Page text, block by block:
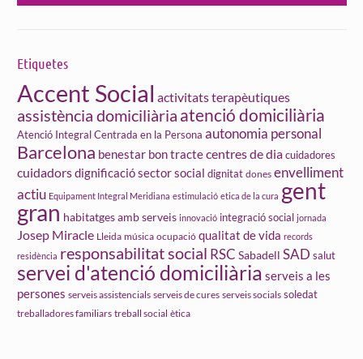
Etiquetes
Accent Social activitats terapèutiques
assistència domiciliària atenció domiciliària
Atenció Integral Centrada en la Persona autonomia personal
Barcelona benestar bon tractecentres de diacuidadores
cuidadorsdignificació sector social dignitat dones envelliment
actiu Equipament Integral Meridiana estimulació etica de la cura gent
gran habitatges amb serveis innovació integració social jornada
Josep Miracle Lleida música ocupació qualitat de vida records
residència responsabilitat social RSC Sabadell SAD salut
servei d'atenció domiciliària serveis a les
persones serveis assistencials serveis de cures serveis socials soledat
treballadores familiars treball social ètica